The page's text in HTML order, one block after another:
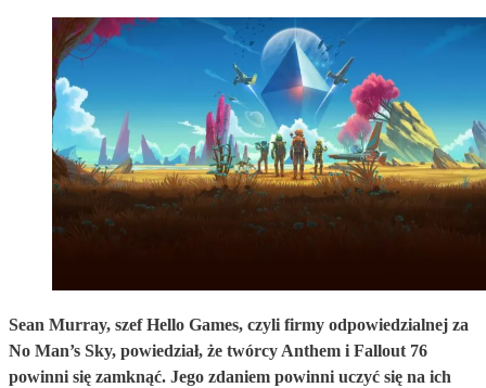
Sean Murray, szef Hello Games, czyli firmy odpowiedzialnej za
No Man’s Sky, powiedział, że twórcy Anthem i Fallout 76
powinni się zamknąć. Jego zdaniem powinni uczyć się na ich